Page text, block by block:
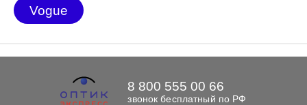
Vogue
8 800 555 00 66
звонок бесплатный по РФ